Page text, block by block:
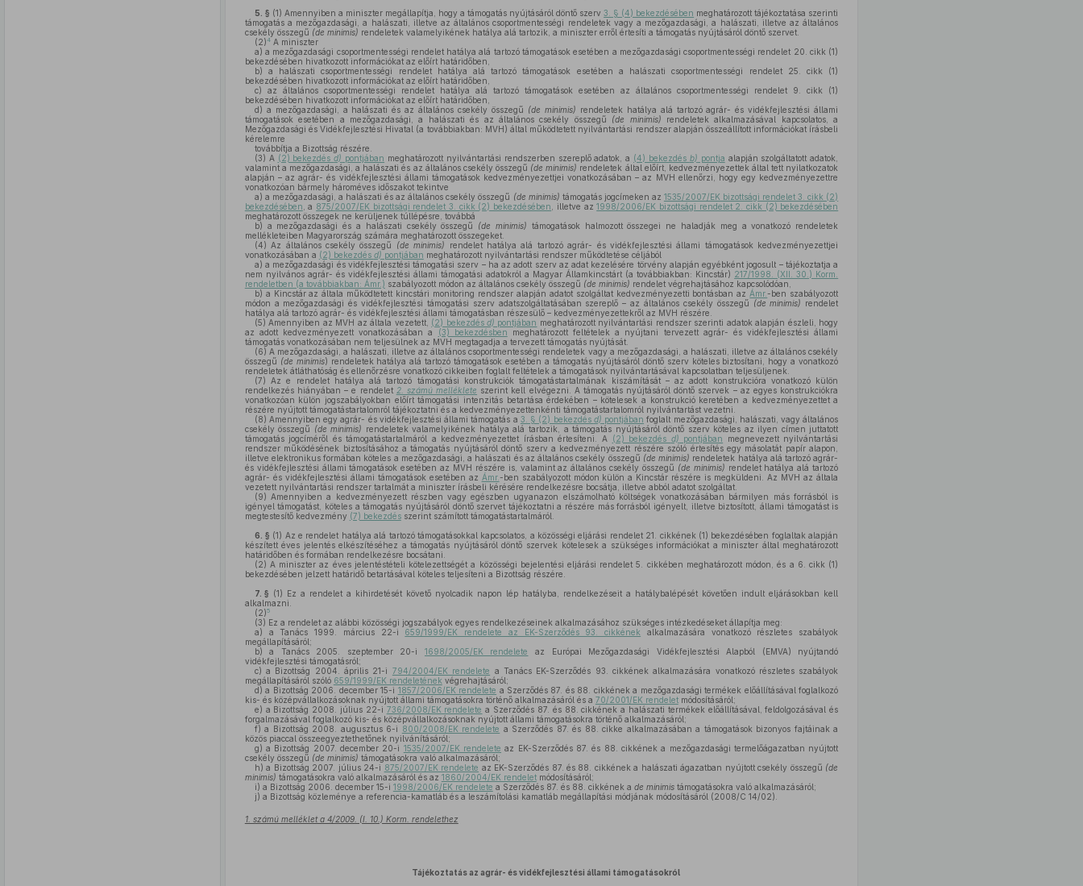
5. § (1) Amennyiben a miniszter megállapítja, hogy a támogatás nyújtásáról döntő szerv3. § (4) bekezdésében meghatározott tájékoztatása szerinti
támogatás a mezőgazdasági, a halászati, illetve az általános csoportmentességi rendeletek vagy a mezőgazdasági, a halászati, illetve az általános
csekély összegű (de minimis) rendeletek valamelyikének hatálya alá tartozik, a miniszter erről értesíti a támogatás nyújtásáról döntő szervet.
(2)4A miniszter
a) a mezőgazdasági csoportmentességi rendelet hatálya alá tartozó támogatások esetében a mezőgazdasági csoportmentességi rendelet 20. cikk (1)
bekezdésében hivatkozott információkat az előírt határidőben,
b) a halászati csoportmentességi rendelet hatálya alá tartozó támogatások esetében a halászati csoportmentességi rendelet 25. cikk (1)
bekezdésében hivatkozott információkat az előírt határidőben,
c) az általános csoportmentességi rendelet hatálya alá tartozó támogatások esetében az általános csoportmentességi rendelet 9. cikk (1)
bekezdésében hivatkozott információkat az előírt határidőben,
d) a mezőgazdasági, a halászati és az általános csekély összegű (de minimis) rendeletek hatálya alá tartozó agrár- és vidékfejlesztési állami
támogatások esetében a mezőgazdasági, a halászati és az általános csekély összegű (de minimis) rendeletek alkalmazásával kapcsolatos, a
Mezőgazdasági és Vidékfejlesztési Hivatal (a továbbiakban: MVH) által működtetett nyilvántartási rendszer alapján összeállított információkat írásbeli
kérelemre
továbbítja a Bizottság részére.
(3) A (2) bekezdésd) pontjában meghatározott nyilvántartási rendszerben szereplő adatok, a (4) bekezdés b) pontja alapján szolgáltatott adatok,
valamint a mezőgazdasági, a halászati és az általános csekély összegű (de minimis) rendeletek által előírt, kedvezményezettek által tett nyilatkozatok
alapján – az agrár- és vidékfejlesztési állami támogatások kedvezményezettjei vonatkozásában – az MVH ellenőrzi, hogy egy kedvezményezettre
vonatkozóan bármely hároméves időszakot tekintve
a) a mezőgazdasági, a halászati és az általános csekély összegű (de minimis) támogatás jogcímeken az 1535/2007/EK bizottsági rendelet 3. cikk (2)
bekezdésében , a 875/2007/EK bizottsági rendelet 3. cikk (2) bekezdésében , illetve az1998/2006/EK bizottsági rendelet 2. cikk (2) bekezdésében
meghatározott összegek ne kerüljenek túllépésre, továbbá
b) a mezőgazdasági és a halászati csekély összegű (de minimis) támogatások halmozott összegei ne haladják meg a vonatkozó rendeletek
mellékleteiben Magyarország számára meghatározott összegeket.
(4) Az általános csekély összegű (de minimis)
rendelet hatálya alá tartozó agrár- és vidékfejlesztési állami támogatások kedvezményezettjei
vonatkozásában a (2) bekezdés d) pontjában meghatározott nyilvántartási rendszer működtetése céljából
a) a mezőgazdasági és vidékfejlesztési támogatási szerv – ha az adott szerv az adat kezelésére törvény alapján egyébként jogosult – tájékoztatja a
nem nyilvános agrár- és vidékfejlesztési állami támogatási adatokról a Magyar Államkincstárt (a továbbiakban: Kincstár) 217/1998. (XII. 30.) Korm.
rendeletben (a továbbiakban: Ámr.) szabályozott módon az általános csekély összegű (de minimis) rendelet végrehajtásához kapcsolódóan,
b) a Kincstár az általa működtetett kincstári monitoring rendszer alapján adatot szolgáltat kedvezményezetti bontásban az Ámr.-ben szabályozott
módon a mezőgazdasági és vidékfejlesztési támogatási szerv adatszolgáltatásában szereplő – az általános csekély összegű (de minimis) rendelet
hatálya alá tartozó agrár- és vidékfejlesztési állami támogatásban részesülő – kedvezményezettekről az MVH részére.
(5) Amennyiben az MVH az általa vezetett, (2) bekezdés d) pontjában meghatározott nyilvántartási rendszer szerinti adatok alapján észleli, hogy
az adott kedvezményezett vonatkozásában a
(3) bekezdésben meghatározott feltételek a nyújtani tervezett agrár- és vidékfejlesztési állami
támogatás vonatkozásában nem teljesülnek az MVH megtagadja a tervezett támogatás nyújtását.
(6) A mezőgazdasági, a halászati, illetve az általános csoportmentességi rendeletek vagy a mezőgazdasági, a halászati, illetve az általános csekély
összegű (de minimis) rendeletek hatálya alá tartozó támogatások esetében a támogatás nyújtásáról döntő szerv köteles biztosítani, hogy a vonatkozó
rendeletek átláthatóság és ellenőrzésre vonatkozó cikkeiben foglalt feltételek a támogatások nyilvántartásával kapcsolatban teljesüljenek.
(7) Az e rendelet hatálya alá tartozó támogatási konstrukciók támogatástartalmának kiszámítását – az adott konstrukcióra vonatkozó külön
rendelkezés hiányában – e rendelet 2. számú melléklete szerint kell elvégezni. A támogatás nyújtásáról döntő szervek – az egyes konstrukciókra
vonatkozóan külön jogszabályokban előírt támogatási intenzitás betartása érdekében – kötelesek a konstrukció keretében a kedvezményezettet a
részére nyújtott támogatástartalomról tájékoztatni és a kedvezményezettenkénti támogatástartalomról nyilvántartást vezetni.
(8) Amennyiben egy agrár- és vidékfejlesztési állami támogatás a 3. § (2) bekezdés d) pontjában foglalt mezőgazdasági, halászati, vagy általános
csekély összegű (de minimis) rendeletek valamelyikének hatálya alá tartozik, a támogatás nyújtásáról döntő szerv köteles az ilyen címen juttatott
támogatás jogcíméről és támogatástartalmáról a kedvezményezettet írásban értesíteni. A
(2) bekezdés d) pontjában megnevezett nyilvántartási
rendszer működésének biztosításához a támogatás nyújtásáról döntő szerv a kedvezményezett részére szóló értesítés egy másolatát papír alapon,
illetve elektronikus formában köteles a mezőgazdasági, a halászati és az általános csekély összegű (de minimis) rendeletek hatálya alá tartozó agrár-
és vidékfejlesztési állami támogatások esetében az MVH részére is, valamint az általános csekély összegű (de minimis) rendelet hatálya alá tartozó
agrár- és vidékfejlesztési állami támogatások esetében az Ámr.-ben szabályozott módon külön a Kincstár részére is megküldeni. Az MVH az általa
vezetett nyilvántartási rendszer tartalmát a miniszter írásbeli kérésére rendelkezésre bocsátja, illetve abból adatot szolgáltat.
(9) Amennyiben a kedvezményezett részben vagy egészben ugyanazon elszámolható költségek vonatkozásában bármilyen más forrásból is
igényel támogatást, köteles a támogatás nyújtásáról döntő szervet tájékoztatni a részére más forrásból igényelt, illetve biztosított, állami támogatást is
megtestesítő kedvezmény (7) bekezdésszerint számított támogatástartalmáról.
6. § (1) Az e rendelet hatálya alá tartozó támogatásokkal kapcsolatos, a közösségi eljárási rendelet 21. cikkének (1) bekezdésében foglaltak alapján
készített éves jelentés elkészítéséhez a támogatás nyújtásáról döntő szervek kötelesek a szükséges információkat a miniszter által meghatározott
határidőben és formában rendelkezésre bocsátani.
(2) A miniszter az éves jelentéstételi kötelezettségét a közösségi bejelentési eljárási rendelet 5. cikkében meghatározott módon, és a 6. cikk (1)
bekezdésében jelzett határidő betartásával köteles teljesíteni a Bizottság részére.
7. § (1) Ez a rendelet a kihirdetését követő nyolcadik napon lép hatályba, rendelkezéseit a hatálybalépését követően indult eljárásokban kell
alkalmazni.
(2)5
(3) Ez a rendelet az alábbi közösségi jogszabályok egyes rendelkezéseinek alkalmazásához szükséges intézkedéseket állapítja meg:
a) a Tanács 1999. március 22-i 659/1999/EK rendelete az EK-Szerződés 93. cikkének alkalmazására vonatkozó részletes szabályok
megállapításáról;
b) a Tanács 2005. szeptember 20-i 1698/2005/EK rendelete
az Európai Mezőgazdasági Vidékfejlesztési Alapból (EMVA) nyújtandó
vidékfejlesztési támogatásról;
c) a Bizottság 2004. április 21-i 794/2004/EK rendelete a Tanács EK-Szerződés 93. cikkének alkalmazására vonatkozó részletes szabályok
megállapításáról szóló 659/1999/EK rendeletének végrehajtásáról;
d) a Bizottság 2006. december 15-i 1857/2006/EK rendelete a Szerződés 87. és 88. cikkének a mezőgazdasági termékek előállításával foglalkozó
kis- és középvállalkozásoknak nyújtott állami támogatásokra történő alkalmazásáról és a 70/2001/EK rendeletmódosításáról;
e) a Bizottság 2008. július 22-i 736/2008/EK rendelete a Szerződés 87. és 88. cikkének a halászati termékek előállításával, feldolgozásával és
forgalmazásával foglalkozó kis- és középvállalkozásoknak nyújtott állami támogatásokra történő alkalmazásáról;
f) a Bizottság 2008. augusztus 6-i 800/2008/EK rendelete a Szerződés 87. és 88. cikke alkalmazásában a támogatások bizonyos fajtáinak a
közös piaccal összeegyeztethetőnek nyilvánításáról;
g) a Bizottság 2007. december 20-i 1535/2007/EK rendelete az EK-Szerződés 87. és 88. cikkének a mezőgazdasági termelőágazatban nyújtott
csekély összegű (de minimis) támogatásokra való alkalmazásáról;
h) a Bizottság 2007. július 24-i 875/2007/EK rendelete az EK-Szerződés 87. és 88. cikkének a halászati ágazatban nyújtott csekély összegű (de
minimis) támogatásokra való alkalmazásáról és az 1860/2004/EK rendeletmódosításáról;
i) a Bizottság 2006. december 15-i 1998/2006/EK rendelete a Szerződés 87. és 88. cikkének a de minimistámogatásokra való alkalmazásáról;
j) a Bizottság közleménye a referencia-kamatláb és a leszámítolási kamatláb megállapítási módjának módosításáról (2008/C 14/02).
1. számú melléklet a 4/2009. (I. 10.) Korm. rendelethez
Tájékoztatás az agrár- és vidékfejlesztési állami támogatásokról